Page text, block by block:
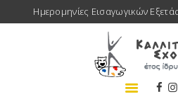
Ημερομηνίες Εισαγωγικών
ΑΡΧΙΚΗ